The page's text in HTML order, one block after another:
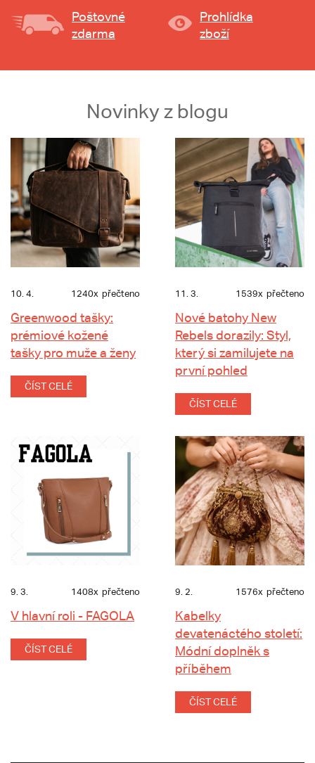
Poštovné
zdarma
Prohlídka
zboží
Novinky z blogu
10. 4. 1240x přečteno
Greenwood tašky:
prémiové kožené
tašky pro muže a ženy
ČÍST CELÉ
11. 3. 1539x přečteno
Nové batohy New
Rebels dorazily: Styl,
který si zamilujete na
první pohled
ČÍST CELÉ
9. 3. 1408x přečteno
V hlavní roli - FAGOLA
ČÍST CELÉ
9. 2. 1576x přečteno
Kabelky
devatenáctého století:
Módní doplněk s
příběhem
ČÍST CELÉ